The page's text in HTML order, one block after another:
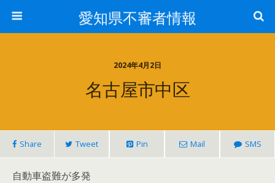
愛知県不審者情報
2024年4月2日
名古屋市中区
Share Tweet Pin Mail SMS
自動車盗難が多発